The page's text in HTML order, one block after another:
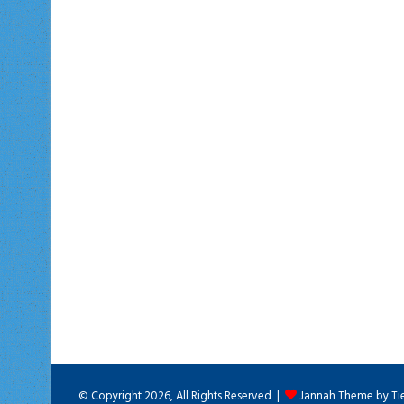
© Copyright 2026, All Rights Reserved | Jannah Theme by